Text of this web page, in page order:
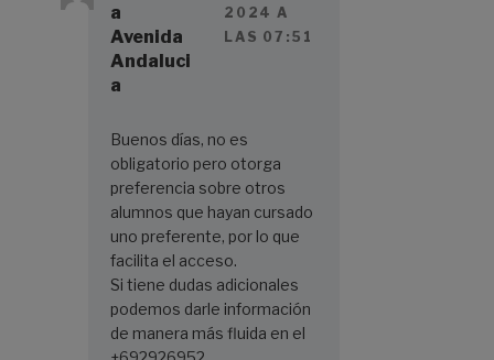
a
Avenida
Andaluci
a
2024 A
LAS 07:51
Buenos días, no es
obligatorio pero otorga
preferencia sobre otros
alumnos que hayan cursado
uno preferente, por lo que
facilita el acceso.
Si tiene dudas adicionales
podemos darle información
de manera más fluida en el